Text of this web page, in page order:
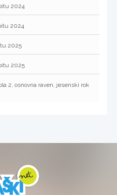
2024
2024
2025
2025
2, osnovna raven, jesenski rok